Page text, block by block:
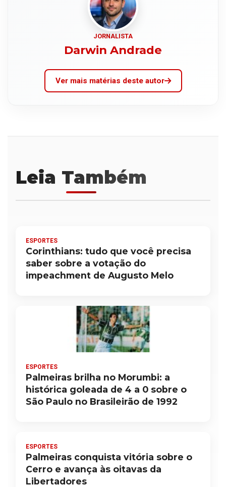
JORNALISTA
Darwin Andrade
Ver mais matérias deste autor
Leia Também
ESPORTES
Corinthians: tudo que você precisa
saber sobre a votação do
impeachment de Augusto Melo
ESPORTES
Palmeiras brilha no Morumbi: a
histórica goleada de 4 a 0 sobre o
São Paulo no Brasileirão de 1992
ESPORTES
Palmeiras conquista vitória sobre o
Cerro e avança às oitavas da
Libertadores